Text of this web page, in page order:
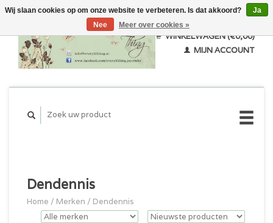
WINKELWAGEN (€0,00)
MIJN ACCOUNT
Dendennis
Home / Merken / Dendennis
Wij slaan cookies op om onze website te verbeteren. Is dat akkoord?
Ja
Nee
Meer over cookies »